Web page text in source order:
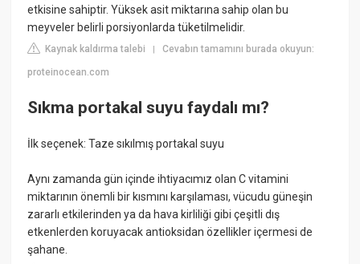
etkisine sahiptir. Yüksek asit miktarına sahip olan bu
meyveler belirli porsiyonlarda tüketilmelidir.
Kaynak kaldırma talebi |Cevabın tamamını burada okuyun:
proteinocean.com
Sıkma portakal suyu faydalı mı?
İlk seçenek: Taze sıkılmış portakal suyu
Aynı zamanda gün içinde ihtiyacımız olan C vitamini
miktarının önemli bir kısmını karşılaması, vücudu güneşin
zararlı etkilerinden ya da hava kirliliği gibi çeşitli dış
etkenlerden koruyacak antioksidan özellikler içermesi de
şahane.